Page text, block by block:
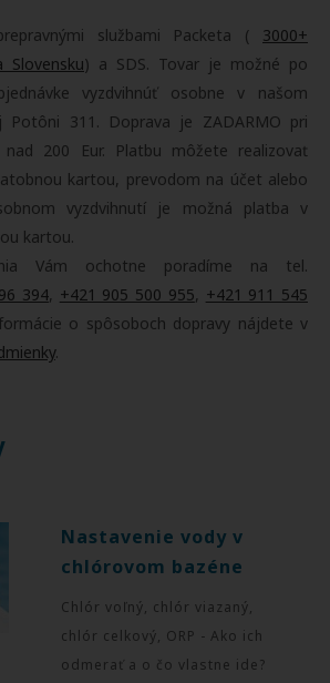
službami Packeta ( 3000+
) a SDS. Tovar je možné po
vyzdvihnúť osobne v našom
Potôni 311. Doprava je ZADARMO pri
nad 200 Eur. Platbu môžete realizovať
kartou, prevodom na účet alebo
vyzdvihnutí je možná platba v
kartou.
Vám ochotne poradíme na tel.
394, +421 905 500 955, +421 911 545
o spôsoboch dopravy nájdete v
.
Nastavenie vody v
chlórovom bazéne
Chlór voľný, chlór viazaný,
chlór celkový, ORP - Ako ich
odmerať a o čo vlastne ide?